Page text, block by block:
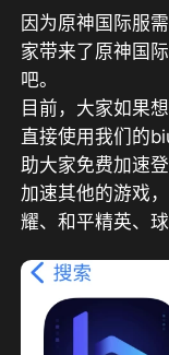
因为原神国际服
家带来了原神国
吧。
目前，大家如果
直接使用我们的
助大家免费加速
加速其他的游戏
耀、和平精英、